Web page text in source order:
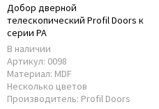
Добор дверной
телескопический Profil Doors к
серии PA
В наличии
Артикул: 0098
Материал: MDF
Несколько цветов
Производитель: Profil Doors